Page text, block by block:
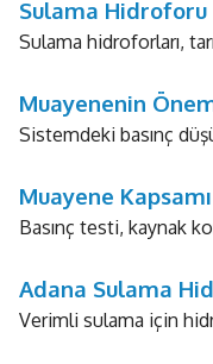
Sulama Hidroforu
Sulama hidroforları,
Muayenenin
Sistemdeki basınç
Muayene Kapsamı
Basınç testi, kaynak
Adana Sulama
Verimli sulama için